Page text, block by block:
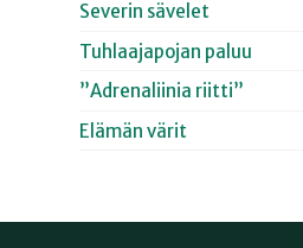
Severin sävelet
Tuhlaajapojan paluu
”Adrenaliinia riitti”
Elämän värit